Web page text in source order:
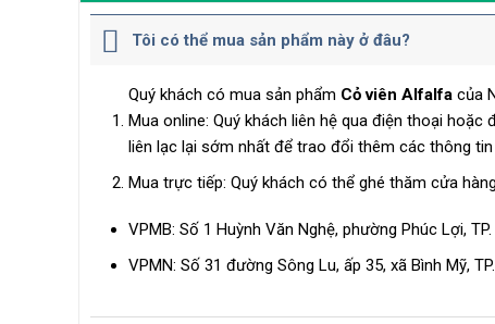
Tôi có thể mua sản phẩm này ở đâu?
Quý khách có mua sản phẩm Cỏ viên Alfalfacủa
Mua online: Quý khách liên hệ qua điện thoại
liên lạc lại sớm nhất để trao đổi thêm các thông
Mua trực tiếp: Quý khách có thể ghé thăm cửa
VPMB: Số 1 Huỳnh Văn Nghệ, phường Phúc Lợi,
VPMN: Số 31 đường Sông Lu, ấp 35, xã Bình Mỹ,